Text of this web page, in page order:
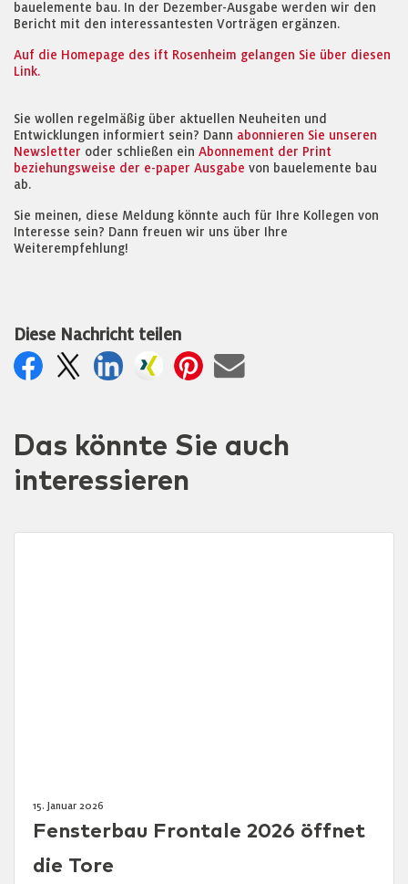
bauelemente bau. In der Dezember-Ausgabe werden wir den
Bericht mit den interessantesten Vorträgen ergänzen.
Auf die Homepage des ift Rosenheim gelangen Sie über diesen
Link.
Sie wollen regelmäßig über aktuellen Neuheiten und
Entwicklungen informiert sein? Dann abonnieren Sie unseren
Newsletter oder schließen ein Abonnement der Print
beziehungsweise der e-paper Ausgabe von bauelemente bau
ab.
Sie meinen, diese Meldung könnte auch für Ihre Kollegen von
Interesse sein? Dann freuen wir uns über Ihre
Weiterempfehlung!
Diese Nachricht teilen
Das könnte Sie auch
interessieren
15. Januar 2026
Fensterbau Frontale 2026 öffnet
die Tore